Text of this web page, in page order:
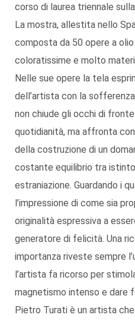
corso di laurea triennale
La mostra, allestita nello
composta da 50 opere a
coloratissime e molto
Nelle sue opere la tela
dell’artista con la
non chiude gli occhi di
quotidianità, ma affronta
della costruzione di un
costante equilibrio tra
estraniazione. Guardando i
l’impressione di come sia
originalità espressiva a
generatore di felicità. Una
importanza riveste sempre
l’artista fa ricorso per
magnetismo intenso e dare
Pietro Turati è un artista